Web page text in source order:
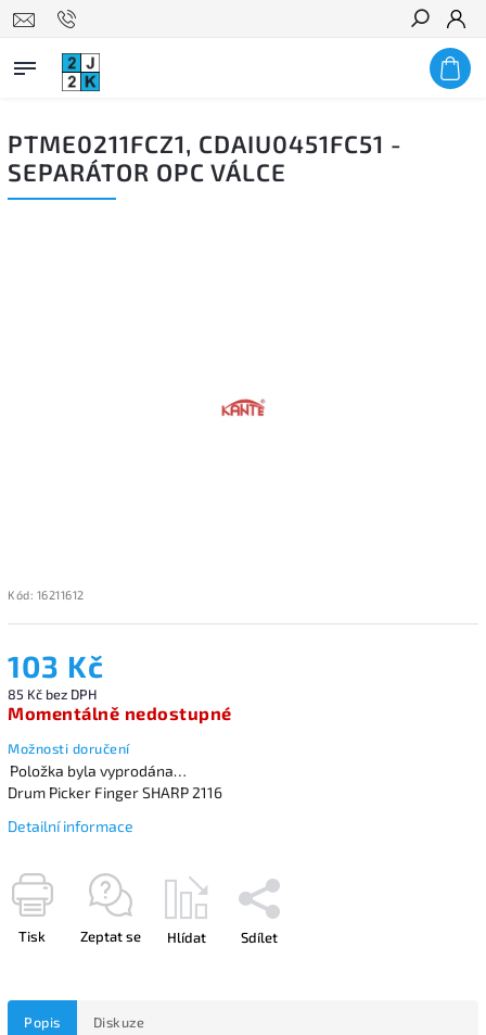
Hledat
PTME0211FCZ1, CDAIU0451FC51 -
SEPARÁTOR OPC VÁLCE
Kód: 16211612
103 Kč
85 Kč bez DPH
Momentálně nedostupné
Možnosti doručení
Položka byla vyprodána…
Drum Picker Finger SHARP 2116
Detailní informace
Tisk Zeptat se Hlídat Sdílet
Popis Diskuze